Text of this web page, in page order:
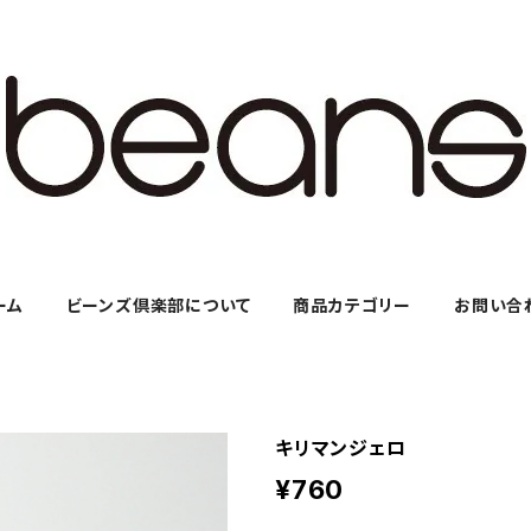
ム ビーンズ倶楽部について 商品カテゴリー お問い合
キリマンジェロ
¥760